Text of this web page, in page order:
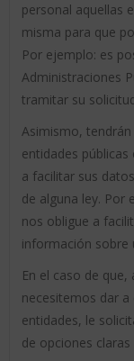
personal aquellas
misma para que
Por ejemplo: es
Administraciones
tramitar su
Asimismo,
entidades
a facilitar sus
de alguna ley. Por
nos obligue a
información sobre
En el caso de
necesitemos dar
entidades, le
de opciones